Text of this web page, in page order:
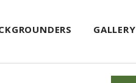
GALLERY